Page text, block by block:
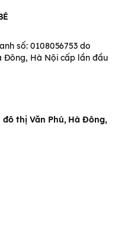
số: 0108056753 do
Đông, Hà Nội cấp lần đầu
đô thị Văn Phú, Hà Đông,